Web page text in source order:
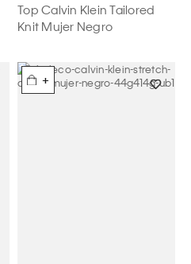
Top Calvin Klein Tailored
Knit Mujer Negro
+